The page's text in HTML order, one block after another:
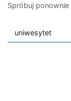
Spróbuj
Szukaj: